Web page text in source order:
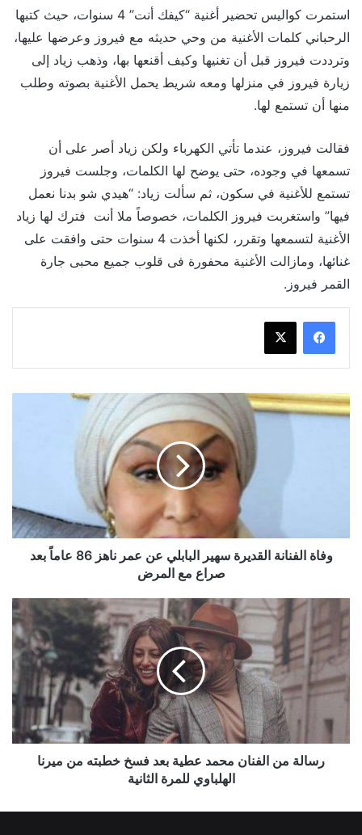
استمرت كواليس تحضير أغنية “كيفك أنت” 4 سنوات، حيث كتبها
الرحباني كلمات الأغنية من وحي حديثه مع فيروز وعرضها عليها،
وترددت فيروز قبل أن تغنيها وكيف أقنعها بها، وذهب زياد إلى
زيارة فيروز في منزلها ومعه شريط يحمل الأغنية بصوته وطلب
منها أن تستمع لها.
فقالت فيروز، عندما تأتي الكهرباء ولكن زياد أصر على أن
تسمعها في وجوده، حتى يوضح لها الكلمات، وجلست فيروز
تستمع للأغنية في سكون، ثم سألت زياد: “هيدي شو بدنا نعمل
فيها” واستغربت فيروز الكلمات، خصوصاً ملا أنت فترك لها زياد
الأغنية لتسمعها وتقرر، لكنها أخذت 4 سنوات حتى وافقت على
غنائها، ومازالت الأغنية محفورة فى قلوب جميع محبى جارة
القمر فيروز.
وفاة
الفنانة
86
المرض
وفاة الفنانة القديرة سهير البابلي عن عمر ناهز 86 عاماً بعد
صراع مع المرض
رسالة
من
الفنان
محمد
عطية
بعد
خطبته
من
الثانية
رسالة من الفنان محمد عطية بعد فسخ خطبته من ميرنا
الهلباوي للمرة الثانية